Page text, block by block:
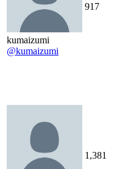
kumaizumi
@kumaizumi
917
1,381